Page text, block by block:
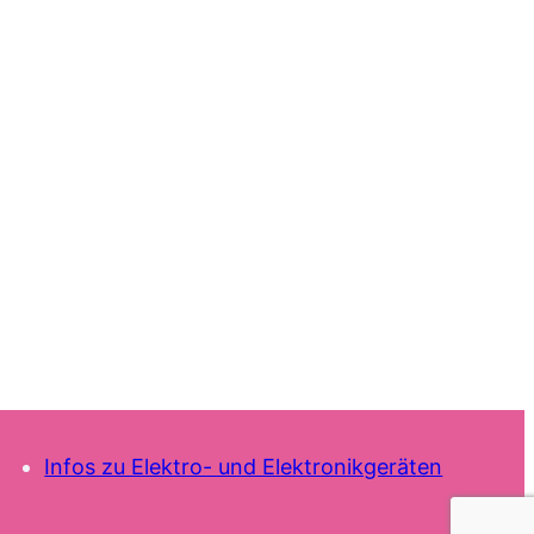
Infos zu Elektro- und Elektronikgeräten